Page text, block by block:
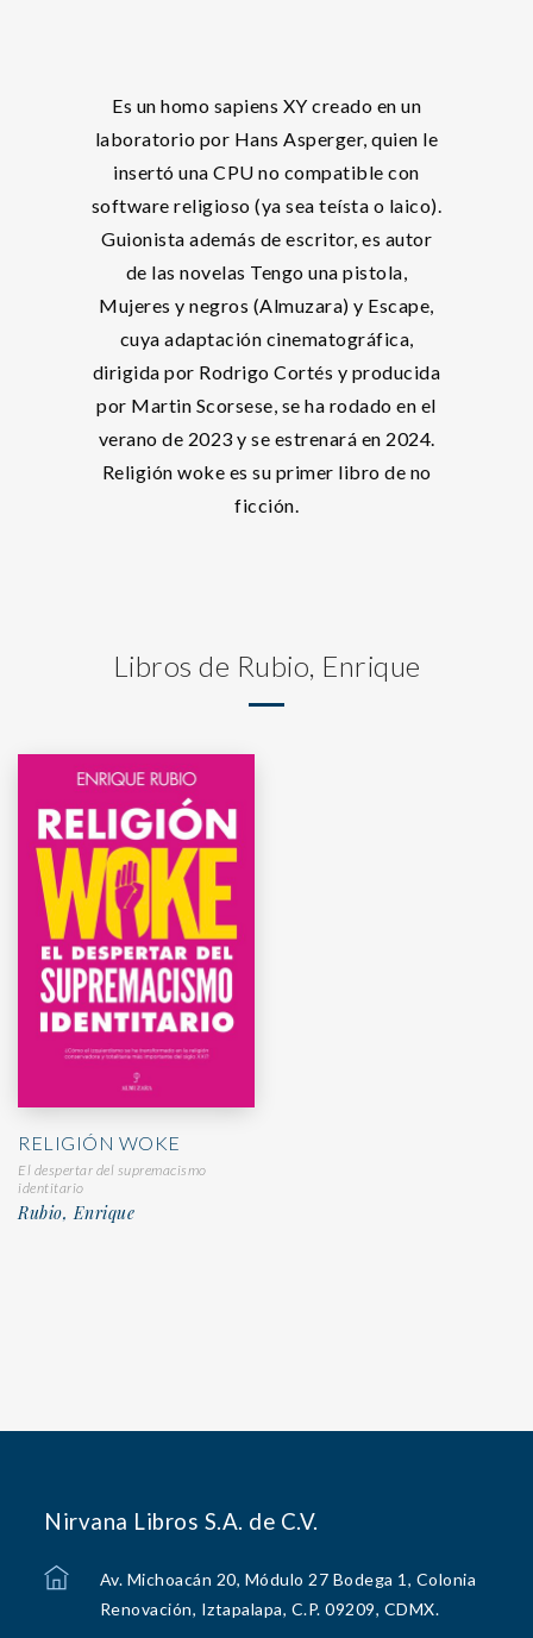
Es un homo sapiens XY creado en un
laboratorio por Hans Asperger, quien le
insertó una CPU no compatible con
software religioso (ya sea teísta o laico).
Guionista además de escritor, es autor
de las novelas Tengo una pistola,
Mujeres y negros (Almuzara) y Escape,
cuya adaptación cinematográfica,
dirigida por Rodrigo Cortés y producida
por Martin Scorsese, se ha rodado en el
verano de 2023 y se estrenará en 2024.
Religión woke es su primer libro de no
ficción.
Libros de Rubio, Enrique
RELIGIÓN WOKE
El despertar del supremacismo
identitario
Rubio, Enrique
Nirvana Libros S.A. de C.V.
Av. Michoacán 20, Módulo 27 Bodega 1, Colonia
Renovación, Iztapalapa, C.P. 09209, CDMX.